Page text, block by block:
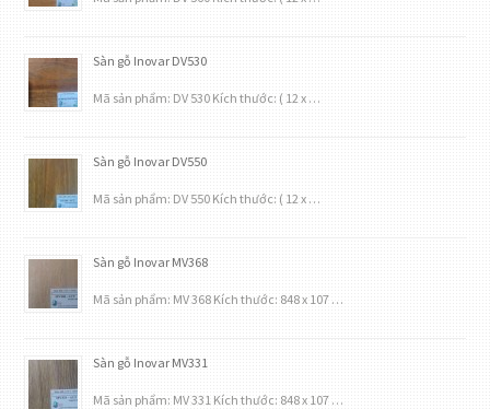
Sàn gỗ Inovar DV530
Mã sản phẩm: DV 530 Kích thước: ( 12 x …
Sàn gỗ Inovar DV550
Mã sản phẩm: DV 550 Kích thước: ( 12 x …
Sàn gỗ Inovar MV368
Mã sản phẩm: MV 368 Kích thước: 848 x 107 …
Sàn gỗ Inovar MV331
Mã sản phẩm: MV 331 Kích thước: 848 x 107 …